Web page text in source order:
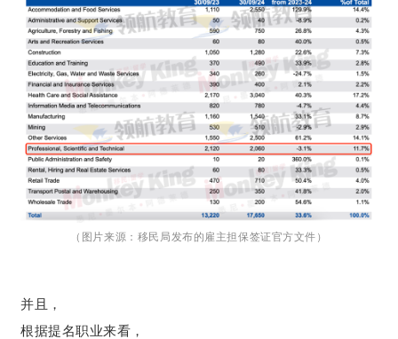
（图片来源：移民局发布的雇主担保签证官方文件）
并且，
根据提名职业来看，